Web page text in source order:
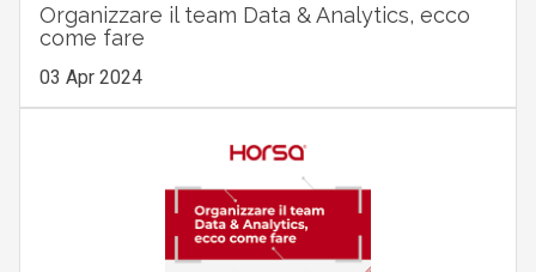
Organizzare il team Data & Analytics, ecco
come fare
03 Apr 2024